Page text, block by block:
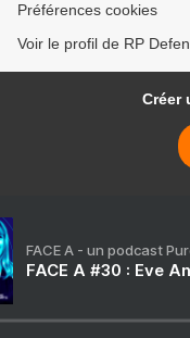
Préférences cookies
Voir le profil de RP
Créer
FACE A - un podcast
FACE A #30 : Eve